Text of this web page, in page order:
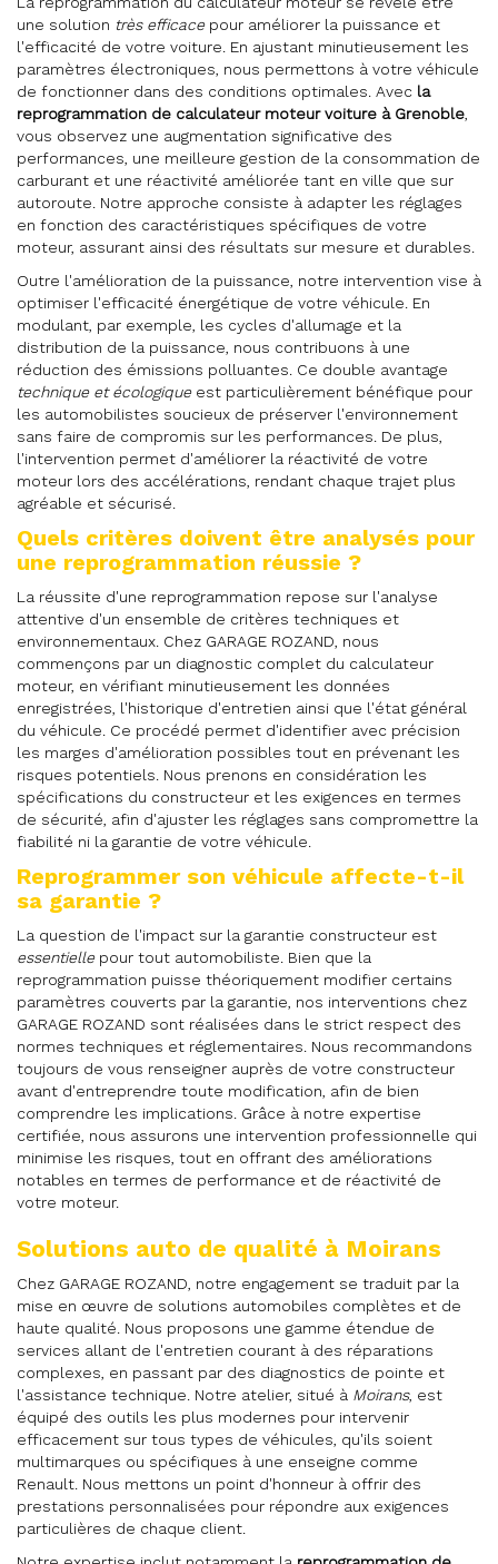
une solution très efficacepour améliorer la puissance et
l'efficacité de votre voiture. En ajustant minutieusement les
paramètres électroniques, nous permettons à votre véhicule
de fonctionner dans des conditions optimales. Avec la
reprogrammation de calculateur moteur voiture à Grenoble
vous observez une augmentation significative des
performances, une meilleure gestion de la consommation de
carburant et une réactivité améliorée tant en ville que sur
autoroute. Notre approche consiste à adapter les réglages
en fonction des caractéristiques spécifiques de votre
moteur, assurant ainsi des résultats sur mesure et durables.
Outre l'amélioration de la puissance, notre intervention vise à
optimiser l'efficacité énergétique de votre véhicule. En
modulant, par exemple, les cycles d'allumage et la
distribution de la puissance, nous contribuons à une
réduction des émissions polluantes. Ce double avantage
technique et écologiqueest particulièrement bénéfique pour
les automobilistes soucieux de préserver l'environnement
sans faire de compromis sur les performances. De plus,
l'intervention permet d'améliorer la réactivité de votre
moteur lors des accélérations, rendant chaque trajet plus
agréable et sécurisé.
Quels critères doivent être analysés pour
une reprogrammation réussie ?
La réussite d'une reprogrammation repose sur l'analyse
attentive d'un ensemble de critères techniques et
environnementaux. Chez GARAGE ROZAND, nous
commençons par un diagnostic complet du calculateur
moteur, en vérifiant minutieusement les données
enregistrées, l'historique d'entretien ainsi que l'état général
du véhicule. Ce procédé permet d'identifier avec précision
les marges d'amélioration possibles tout en prévenant les
risques potentiels. Nous prenons en considération les
spécifications du constructeur et les exigences en termes
de sécurité, afin d'ajuster les réglages sans compromettre la
fiabilité ni la garantie de votre véhicule.
Reprogrammer son véhicule affecte-t-il
sa garantie ?
La question de l'impact sur la garantie constructeur est
essentiellepour tout automobiliste. Bien que la
reprogrammation puisse théoriquement modifier certains
paramètres couverts par la garantie, nos interventions chez
GARAGE ROZAND sont réalisées dans le strict respect des
normes techniques et réglementaires. Nous recommandons
toujours de vous renseigner auprès de votre constructeur
avant d'entreprendre toute modification, afin de bien
comprendre les implications. Grâce à notre expertise
certifiée, nous assurons une intervention professionnelle qui
minimise les risques, tout en offrant des améliorations
notables en termes de performance et de réactivité de
votre moteur.
Solutions auto de qualité à Moirans
Chez GARAGE ROZAND, notre engagement se traduit par la
mise en œuvre de solutions automobiles complètes et de
haute qualité. Nous proposons une gamme étendue de
services allant de l'entretien courant à des réparations
complexes, en passant par des diagnostics de pointe et
l'assistance technique. Notre atelier, situé à Moirans, est
équipé des outils les plus modernes pour intervenir
efficacement sur tous types de véhicules, qu'ils soient
multimarques ou spécifiques à une enseigne comme
Renault. Nous mettons un point d'honneur à offrir des
prestations personnalisées pour répondre aux exigences
particulières de chaque client.